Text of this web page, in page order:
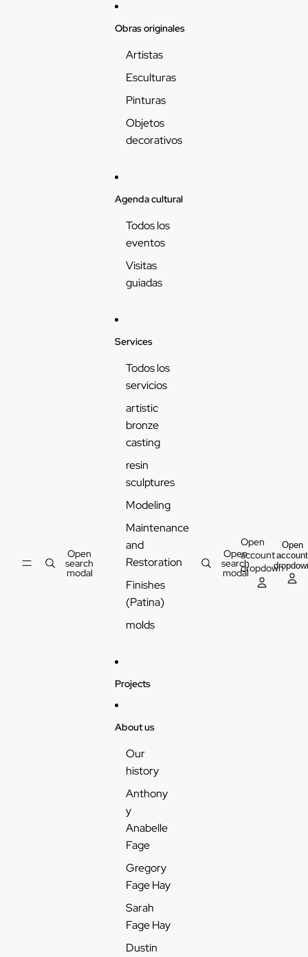
Open
search
modal
Obras originales
Artistas
Esculturas
Pinturas
Objetos
decorativos
Agenda cultural
Todos los
eventos
Visitas
guiadas
Services
Todos los
servicios
artistic
bronze
casting
resin
sculptures
Modeling
Maintenance
and
Restoration
Finishes
(Patina)
molds
Projects
About us
Our
history
Anthony
y
Anabelle
Fage
Gregory
Fage Hay
Sarah
Fage Hay
Dustin
Open
search
modal
Open
account
dropdown
Open
account